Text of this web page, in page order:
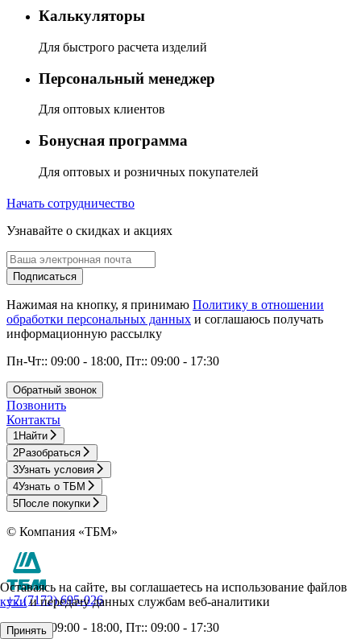
Калькуляторы
Для быстрого расчета изделий
Персональный менеджер
Для оптовых клиентов
Бонусная программа
Для оптовых и розничных покупателей
Начать сотрудничество
Узнавайте о скидках и акциях
Подписаться
Нажимая на кнопку, я принимаю Политику в отношении
обработки персональных данных и соглашаюсь получать
информационную рассылку
Пн-Чт:: 09:00 - 18:00, Пт:: 09:00 - 17:30
Обратный звонок
Позвонить
Контакты
1 Найти
2Разобраться
3Узнать условия
4Узнать о ТБМ
5После покупки
© Компания «ТБМ»
+7 (7172) 695-026
Пн-Чт:: 09:00 - 18:00, Пт:: 09:00 - 17:30
Оставаясь на сайте, вы соглашаетесь на использование файлов
кукии передачу данных службам веб-аналитики
Принять